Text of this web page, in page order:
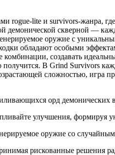
rogue-lite и survivors-жанра,
демонической скверной —
оружие с
обладают особыми
создавать
получится. В Grind Survivors
сложностью, игра
орд демонических
улучшения, формируя
оружие со
рискованные решения